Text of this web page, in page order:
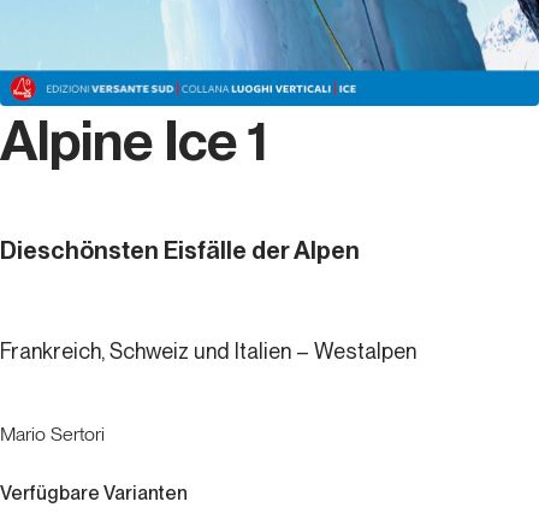
Alpine Ice 1
Dieschönsten Eisfälle der Alpen
Frankreich, Schweiz und Italien – Westalpen
Mario Sertori
Verfügbare Varianten